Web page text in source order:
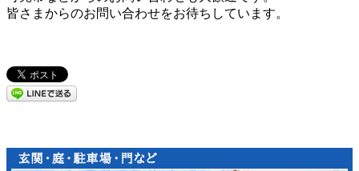
皆さまからのお問い合わせをお待ちしています。